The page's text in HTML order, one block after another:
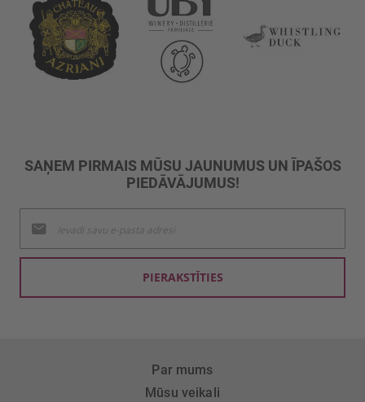
SAŅEM PIRMAIS MŪSU JAUNUMUS UN ĪPAŠOS
PIEDĀVĀJUMUS!
jaunumu
saņemšanai:
PIERAKSTĪTIES
Par mums
Mūsu veikali